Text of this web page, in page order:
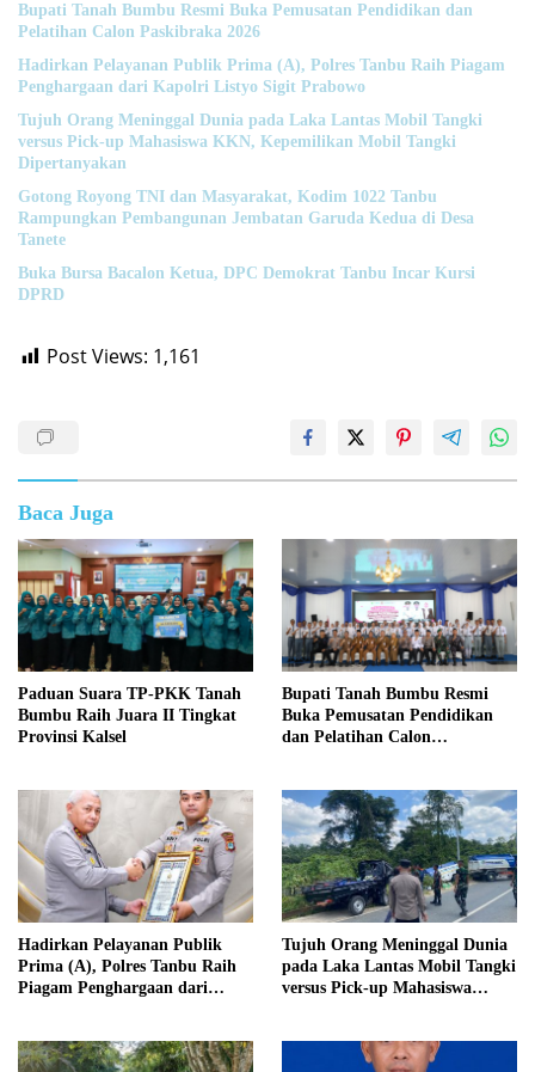
Bupati Tanah Bumbu Resmi Buka Pemusatan Pendidikan dan
Pelatihan Calon Paskibraka 2026
Hadirkan Pelayanan Publik Prima (A), Polres Tanbu Raih Piagam
Penghargaan dari Kapolri Listyo Sigit Prabowo
Tujuh Orang Meninggal Dunia pada Laka Lantas Mobil Tangki
versus Pick-up Mahasiswa KKN, Kepemilikan Mobil Tangki
Dipertanyakan
Gotong Royong TNI dan Masyarakat, Kodim 1022 Tanbu
Rampungkan Pembangunan Jembatan Garuda Kedua di Desa
Tanete
Buka Bursa Bacalon Ketua, DPC Demokrat Tanbu Incar Kursi
DPRD
Post Views: 1,161
Baca Juga
Paduan Suara TP-PKK Tanah
Bumbu Raih Juara II Tingkat
Provinsi Kalsel
Bupati Tanah Bumbu Resmi
Buka Pemusatan Pendidikan
dan Pelatihan Calon
Hadirkan Pelayanan Publik
Prima (A), Polres Tanbu Raih
Piagam Penghargaan dari
Tujuh Orang Meninggal Dunia
pada Laka Lantas Mobil Tangki
versus Pick-up Mahasiswa